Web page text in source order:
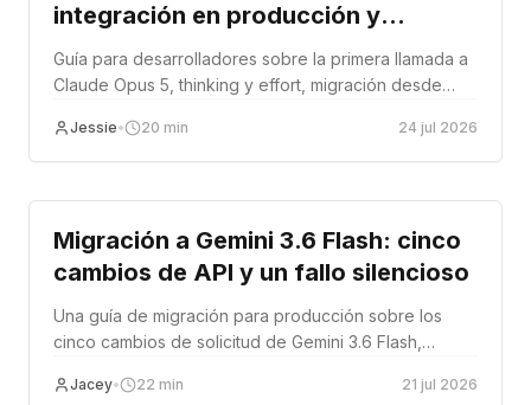
integración en producción y
migración con EvoLink
Guía para desarrolladores sobre la primera llamada a
Claude Opus 5, thinking y effort, migración desde
modelo.
Jessie• 20 min 24 jul 2026
Tutorial
Migración a Gemini 3.6 Flash: cinco
cambios de API y un fallo silencioso
Una guía de migración para producción sobre los
cinco cambios de solicitud de Gemini 3.6 Flash,
silencio.
Jacey• 22 min 21 jul 2026